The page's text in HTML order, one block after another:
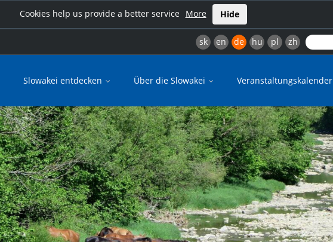
Cookies help us provide a better service More Hide
sk en de hu pl zh
Slowakei entdecken Über die Slowakei Veranstaltungskalender